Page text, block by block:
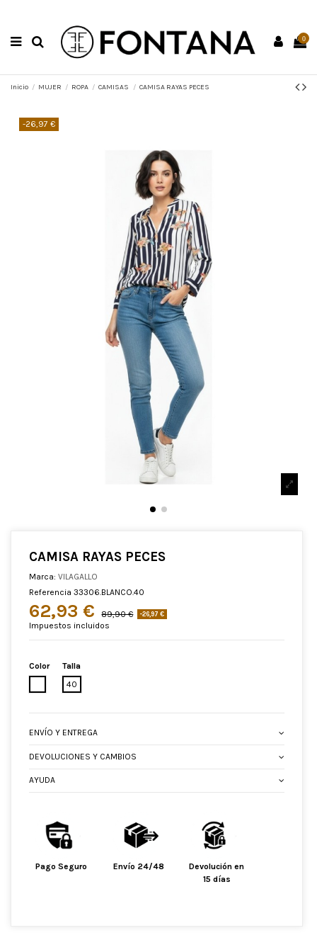
0
Inicio MUJER ROPA CAMISAS CAMISA RAYAS PECES
-26,97 €
CAMISA RAYAS PECES
Marca: VILAGALLO
Referencia 33306.BLANCO.40
62,93 € 89,90 € -26,97 €
Impuestos incluidos
Color
BLANCO
Talla
40
ENVÍO Y ENTREGA
DEVOLUCIONES Y CAMBIOS
AYUDA
Pago Seguro Envío 24/48
Devolución en
15 días